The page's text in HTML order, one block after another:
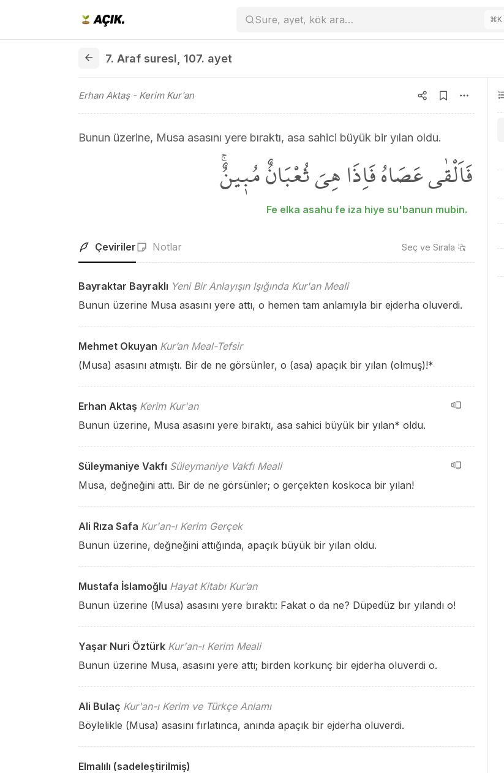
Sure, ayet, kök ara… ⌘K
7. Araf suresi 107. ayet
Erhan Aktaş- Kerim Kur'an
Bunun üzerine, Musa asasını yere bıraktı, asa sahici büyük bir yılan oldu.
فَاَلْقٰى عَصَاهُ فَاِذَا هِيَ ثُعْبَانٌ مُب۪ينٌۚ
Fe elka asahu fe iza hiye su'banun mubin.
Çeviriler Notlar Seç ve Sırala
Bayraktar Bayraklı Yeni Bir Anlayışın Işığında Kur'an Meali
Bunun üzerine Musa asasını yere attı, o hemen tam anlamıyla bir ejderha oluverdi.
Mehmet Okuyan Kur’an Meal-Tefsir
(Musa) asasını atmıştı. Bir de ne görsünler, o (asa) apaçık bir yılan (olmuş)!*
Erhan Aktaş Kerim Kur'an
Bunun üzerine, Musa asasını yere bıraktı, asa sahici büyük bir yılan* oldu.
Süleymaniye Vakfı Süleymaniye Vakfı Meali
Musa, değneğini attı. Bir de ne görsünler; o gerçekten koskoca bir yılan!
Ali Rıza Safa Kur'an-ı Kerim Gerçek
Bunun üzerine, değneğini attığında, apaçık büyük bir yılan oldu.
Mustafa İslamoğlu Hayat Kitabı Kur’an
Bunun üzerine (Musa) asasını yere bıraktı: Fakat o da ne? Düpedüz bır yılandı o!
Yaşar Nuri Öztürk Kur'an-ı Kerim Meali
Bunun üzerine Musa, asasını yere attı; birden korkunç bir ejderha oluverdi o.
Ali Bulaç Kur'an-ı Kerim ve Türkçe Anlamı
Böylelikle (Musa) asasını fırlatınca, anında apaçık bir ejderha oluverdi.
Elmalılı (sadeleştirilmiş)